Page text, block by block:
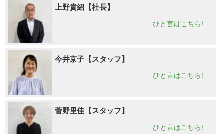
上野貴紹【社長】
ひと言はこちら!
今井京子【スタッフ】
ひと言はこちら!
菅野里佳【スタッフ】
ひと言はこちら!